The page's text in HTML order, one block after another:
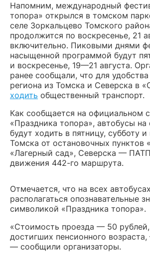
Напомним, международный
топора» открылся в томском
селе Зоркальцево Томского
продолжится по воскресенье, 21
включительно. Пиковыми днями
насыщенной программой будут
и воскресенье, 19—21 августа.
ранее сообщали, что для
региона из Томска и Северска в
ходить общественный транспорт.
Как сообщается на официальном
«Праздника топора», автобусы на
будут ходить в пятницу, субботу
Томска от остановочных пунктов
«Лагерный сад», Северска —
движения 442-го маршрута.
Отмечается, что на всех
располагаться опознавательные
символикой «Праздника топора».
«Стоимость проезда — 50
достигших пенсионного
— сообщили организаторы.